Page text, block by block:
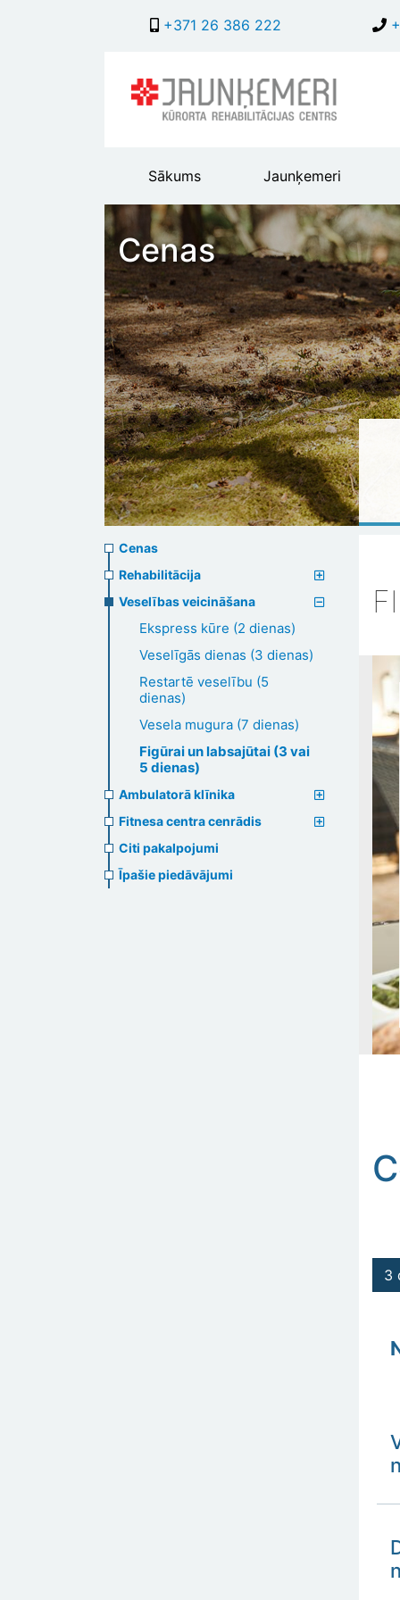
+371 26 386 222
Main
header
menu
Sākums Jaunķemeri
Cenas
Prices
menu
Cenas
Rehabilitācija
Veselības veicināšana
Ekspress kūre (2 dienas)
Veselīgās dienas (3 dienas)
Restartē veselību (5
dienas)
Vesela mugura (7 dienas)
Figūrai un labsajūtai (3 vai
5 dienas)
Ambulatorā klīnika
Fitnesa centra cenrādis
Citi pakalpojumi
Īpašie piedāvājumi
3